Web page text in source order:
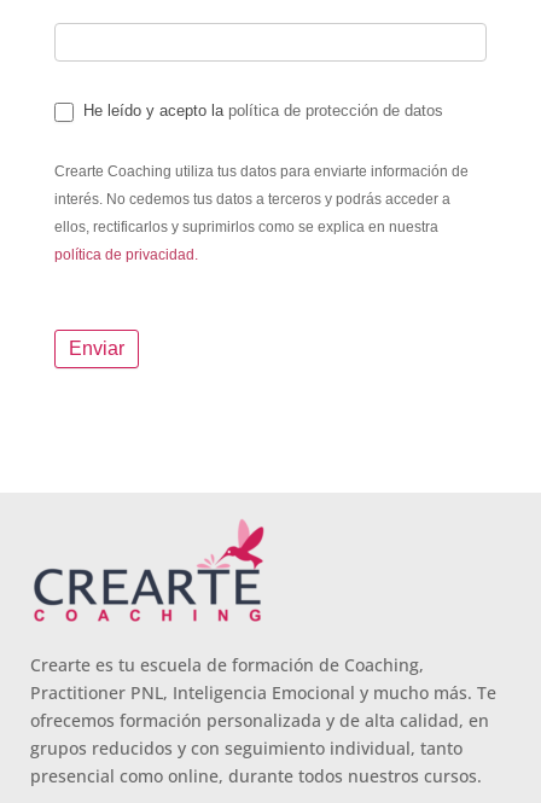
He leído y acepto la política de protección de datos
Crearte Coaching utiliza tus datos para enviarte información de
interés. No cedemos tus datos a terceros y podrás acceder a
ellos, rectificarlos y suprimirlos como se explica en nuestra
política de privacidad.
Crearte es tu escuela de formación de Coaching,
Practitioner PNL, Inteligencia Emocional y mucho más. Te
ofrecemos formación personalizada y de alta calidad, en
grupos reducidos y con seguimiento individual, tanto
presencial como online, durante todos nuestros cursos.